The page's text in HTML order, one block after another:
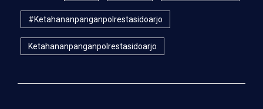
#ketahananpanganpolrestasidoarjo
Ketahananpanganpolrestasidoarjo